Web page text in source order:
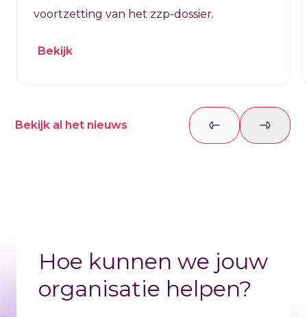
voortzetting van het zzp-dossier.
Bekijk
Bekijk al het nieuws
Previous slide
Next
Hoe kunnen we jouw
organisatie helpen?